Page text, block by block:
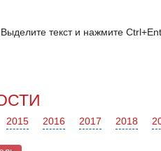
текст и нажмите
2015 2016 2017 2018